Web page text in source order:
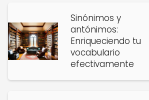
Sinónimos y
antónimos:
Enriqueciendo tu
vocabulario
efectivamente